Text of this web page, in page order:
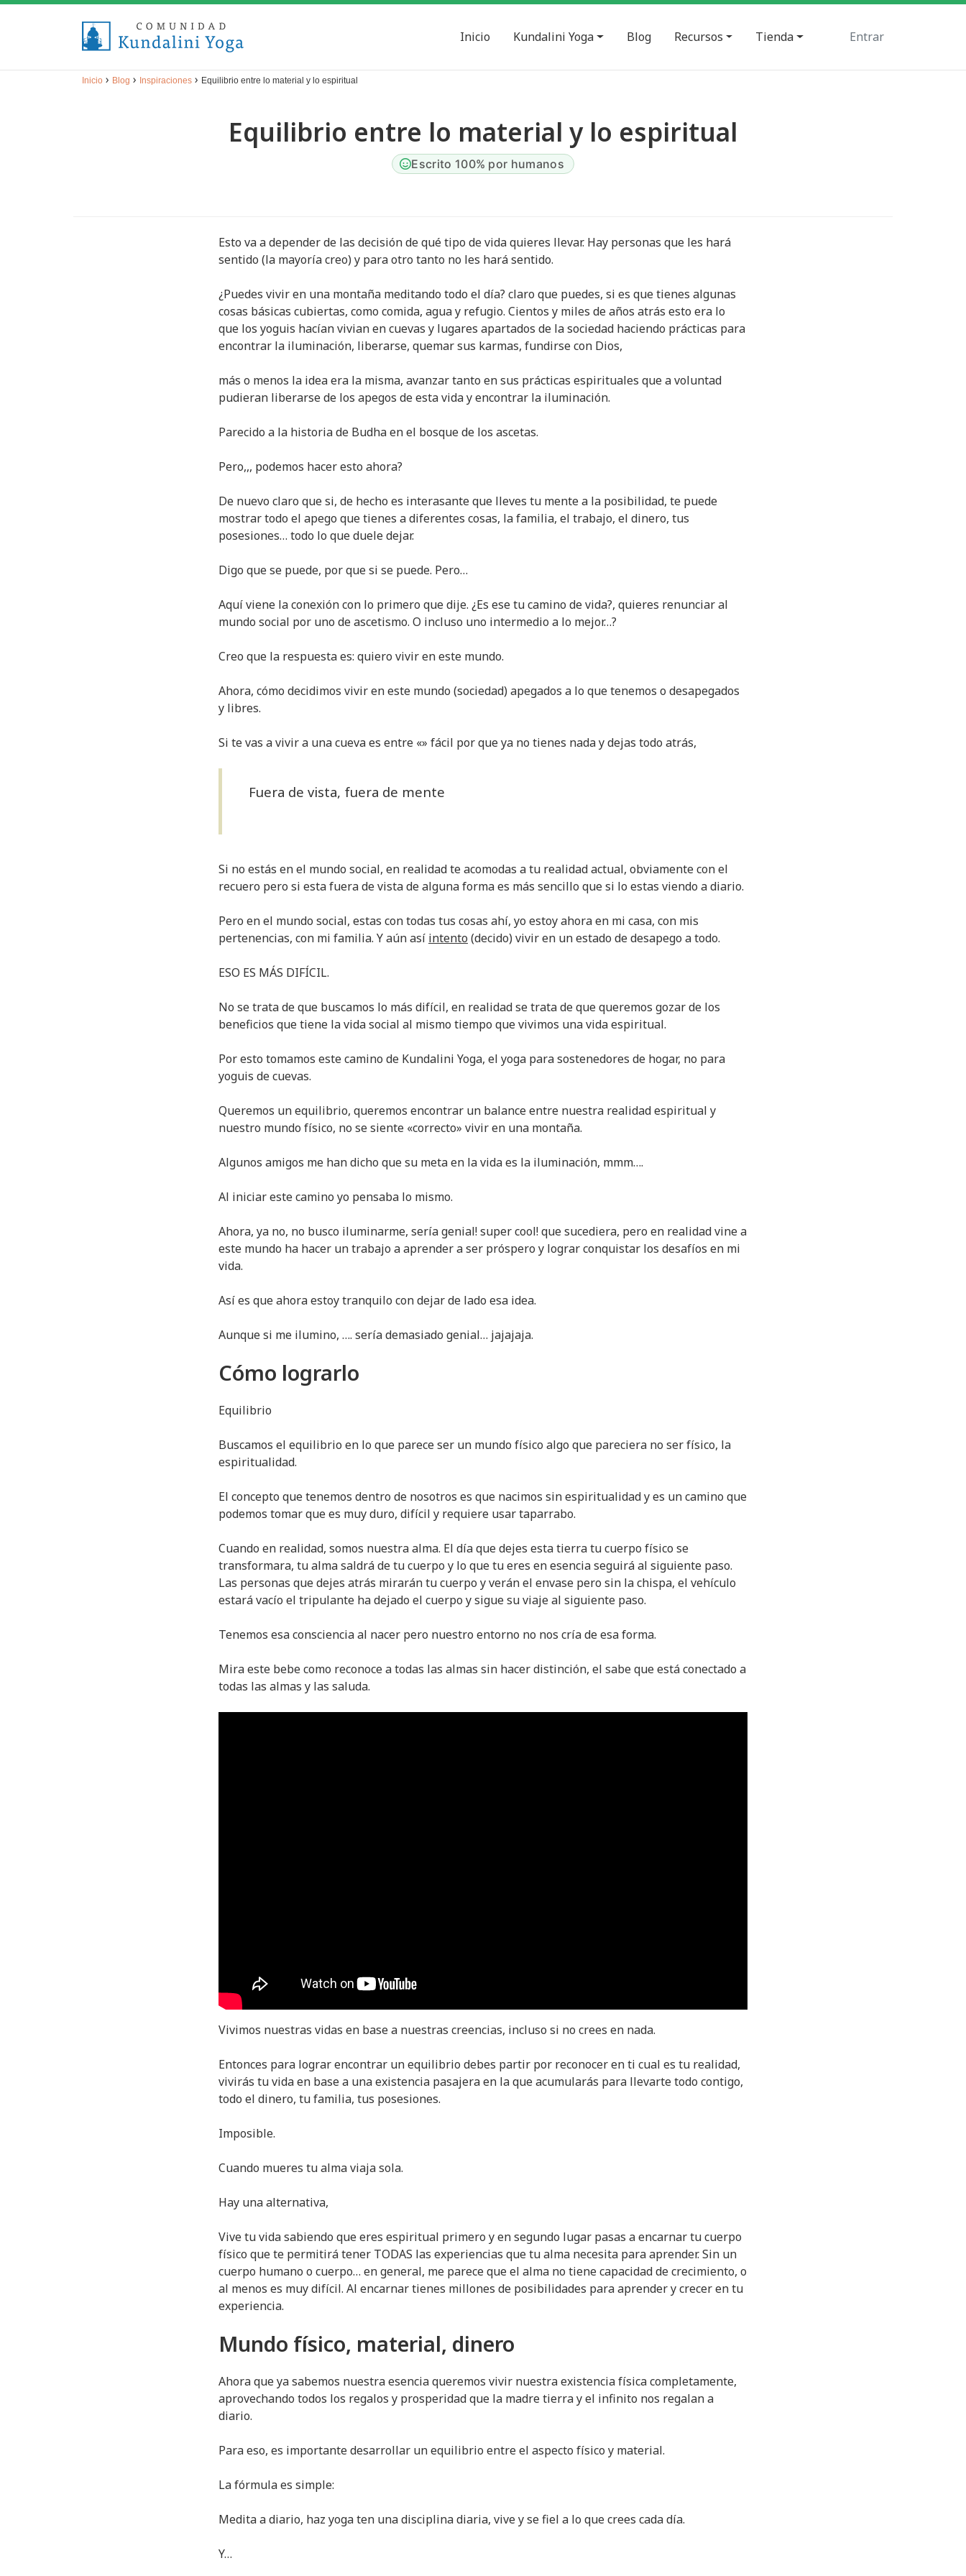
Inicio Kundalini Yoga Blog Recursos Tienda Entrar
Inicio › Blog › Inspiraciones › Equilibrio entre lo material y lo espiritual
Equilibrio entre lo material y lo espiritual
Escrito 100% por humanos
Esto va a depender de las decisión de qué tipo de vida quieres llevar. Hay personas que les hará
sentido (la mayoría creo) y para otro tanto no les hará sentido.
¿Puedes vivir en una montaña meditando todo el día? claro que puedes, si es que tienes algunas
cosas básicas cubiertas, como comida, agua y refugio. Cientos y miles de años atrás esto era lo
que los yoguis hacían vivian en cuevas y lugares apartados de la sociedad haciendo prácticas para
encontrar la iluminación, liberarse, quemar sus karmas, fundirse con Dios,
más o menos la idea era la misma, avanzar tanto en sus prácticas espirituales que a voluntad
pudieran liberarse de los apegos de esta vida y encontrar la iluminación.
Parecido a la historia de Budha en el bosque de los ascetas.
Pero,,, podemos hacer esto ahora?
De nuevo claro que si, de hecho es interasante que lleves tu mente a la posibilidad, te puede
mostrar todo el apego que tienes a diferentes cosas, la familia, el trabajo, el dinero, tus
posesiones… todo lo que duele dejar.
Digo que se puede, por que si se puede. Pero…
Aquí viene la conexión con lo primero que dije. ¿Es ese tu camino de vida?, quieres renunciar al
mundo social por uno de ascetismo. O incluso uno intermedio a lo mejor…?
Creo que la respuesta es: quiero vivir en este mundo.
Ahora, cómo decidimos vivir en este mundo (sociedad) apegados a lo que tenemos o desapegados
y libres.
Si te vas a vivir a una cueva es entre «» fácil por que ya no tienes nada y dejas todo atrás,
Fuera de vista, fuera de mente
Si no estás en el mundo social, en realidad te acomodas a tu realidad actual, obviamente con el
recuero pero si esta fuera de vista de alguna forma es más sencillo que si lo estas viendo a diario.
Pero en el mundo social, estas con todas tus cosas ahí, yo estoy ahora en mi casa, con mis
pertenencias, con mi familia. Y aún así intento (decido) vivir en un estado de desapego a todo.
ESO ES MÁS DIFÍCIL.
No se trata de que buscamos lo más difícil, en realidad se trata de que queremos gozar de los
beneficios que tiene la vida social al mismo tiempo que vivimos una vida espiritual.
Por esto tomamos este camino de Kundalini Yoga, el yoga para sostenedores de hogar, no para
yoguis de cuevas.
Queremos un equilibrio, queremos encontrar un balance entre nuestra realidad espiritual y
nuestro mundo físico, no se siente «correcto» vivir en una montaña.
Algunos amigos me han dicho que su meta en la vida es la iluminación, mmm….
Al iniciar este camino yo pensaba lo mismo.
Ahora, ya no, no busco iluminarme, sería genial! super cool! que sucediera, pero en realidad vine a
este mundo ha hacer un trabajo a aprender a ser próspero y lograr conquistar los desafíos en mi
vida.
Así es que ahora estoy tranquilo con dejar de lado esa idea.
Aunque si me ilumino, …. sería demasiado genial… jajajaja.
Cómo lograrlo
Equilibrio
Buscamos el equilibrio en lo que parece ser un mundo físico algo que pareciera no ser físico, la
espiritualidad.
El concepto que tenemos dentro de nosotros es que nacimos sin espiritualidad y es un camino que
podemos tomar que es muy duro, difícil y requiere usar taparrabo.
Cuando en realidad, somos nuestra alma. El día que dejes esta tierra tu cuerpo físico se
transformara, tu alma saldrá de tu cuerpo y lo que tu eres en esencia seguirá al siguiente paso.
Las personas que dejes atrás mirarán tu cuerpo y verán el envase pero sin la chispa, el vehículo
estará vacío el tripulante ha dejado el cuerpo y sigue su viaje al siguiente paso.
Tenemos esa consciencia al nacer pero nuestro entorno no nos cría de esa forma.
Mira este bebe como reconoce a todas las almas sin hacer distinción, el sabe que está conectado a
todas las almas y las saluda.
Vivimos nuestras vidas en base a nuestras creencias, incluso si no crees en nada.
Entonces para lograr encontrar un equilibrio debes partir por reconocer en ti cual es tu realidad,
vivirás tu vida en base a una existencia pasajera en la que acumularás para llevarte todo contigo,
todo el dinero, tu familia, tus posesiones.
Imposible.
Cuando mueres tu alma viaja sola.
Hay una alternativa,
Vive tu vida sabiendo que eres espiritual primero y en segundo lugar pasas a encarnar tu cuerpo
físico que te permitirá tener TODAS las experiencias que tu alma necesita para aprender. Sin un
cuerpo humano o cuerpo… en general, me parece que el alma no tiene capacidad de crecimiento, o
al menos es muy difícil. Al encarnar tienes millones de posibilidades para aprender y crecer en tu
experiencia.
Mundo físico, material, dinero
Ahora que ya sabemos nuestra esencia queremos vivir nuestra existencia física completamente,
aprovechando todos los regalos y prosperidad que la madre tierra y el infinito nos regalan a
diario.
Para eso, es importante desarrollar un equilibrio entre el aspecto físico y material.
La fórmula es simple:
Medita a diario, haz yoga ten una disciplina diaria, vive y se fiel a lo que crees cada día.
Y…